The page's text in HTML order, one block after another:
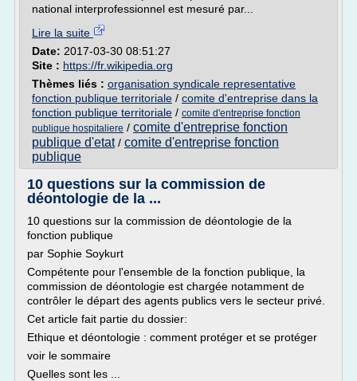
national interprofessionnel est mesuré par...
Lire la suite
Date: 2017-03-30 08:51:27
Site : https://fr.wikipedia.org
Thèmes liés : organisation syndicale representative
fonction publique territoriale / comite d'entreprise dans la
fonction publique territoriale / comite d'entreprise fonction
publique hospitaliere / comite d'entreprise fonction
publique d'etat/ comite d'entreprise fonction
publique
10 questions sur la commission de
déontologie de la ...
10 questions sur la commission de déontologie de la
fonction publique
par Sophie Soykurt
Compétente pour l'ensemble de la fonction publique, la
commission de déontologie est chargée notamment de
contrôler le départ des agents publics vers le secteur privé.
Cet article fait partie du dossier:
Ethique et déontologie : comment protéger et se protéger
voir le sommaire
Quelles sont les ...